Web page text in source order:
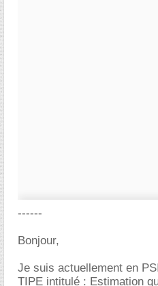
------
Bonjour,
Je suis actuellement en
TIPE intitulé : Estimation